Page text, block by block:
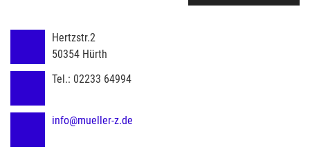
Hertzstr.2
50354 Hürth
Tel.: 02233 64994
info@mueller-z.de